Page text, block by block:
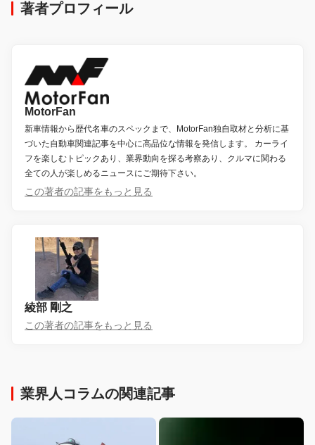
著者プロフィール
MotorFan
新車情報から歴代名車のスペックまで、MotorFan独自取材と分析に基
づいた自動車関連記事を中心に高品位な情報を発信します。 カーライ
フを楽しむトピックあり、業界動向を探る考察あり、クルマに関わる
全ての人が楽しめるニュースにご期待下さい。
この著者の記事をもっと見る
綾部 剛之
この著者の記事をもっと見る
業界人コラムの関連記事